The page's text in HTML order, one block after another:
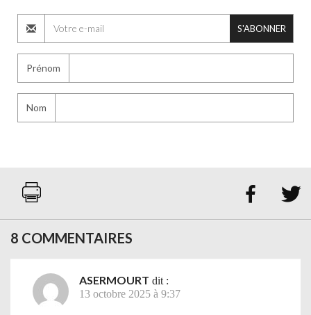
S'ABONNER
Prénom
Nom
 
8 COMMENTAIRES
ASERMOURT dit :
13 octobre 2025 à 9:37